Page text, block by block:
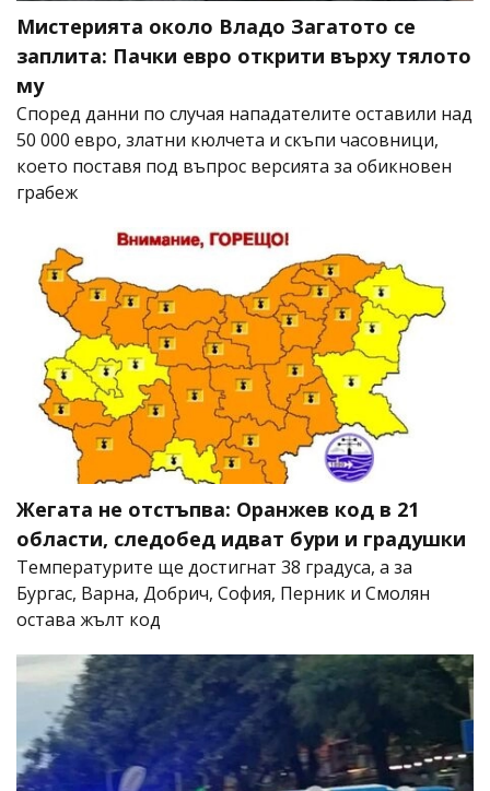
Мистерията около Владо Загатото се
заплита: Пачки евро открити върху тялото
му
Според данни по случая нападателите оставили над
50 000 евро, златни кюлчета и скъпи часовници,
което поставя под въпрос версията за обикновен
грабеж
Жегата не отстъпва: Оранжев код в 21
области, следобед идват бури и градушки
Температурите ще достигнат 38 градуса, а за
Бургас, Варна, Добрич, София, Перник и Смолян
остава жълт код